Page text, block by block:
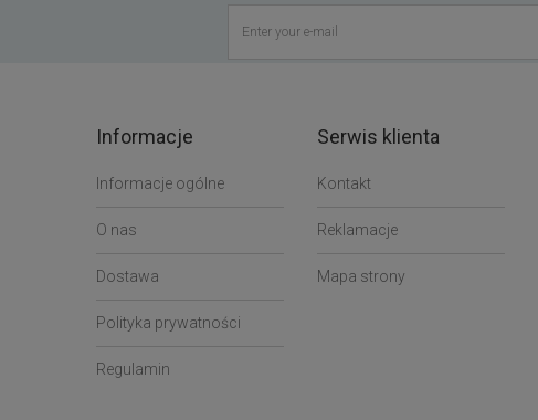
Informacje
Informacje ogólne
O nas
Dostawa
Polityka prywatności
Regulamin
Serwis klienta
Kontakt
Reklamacje
Mapa strony